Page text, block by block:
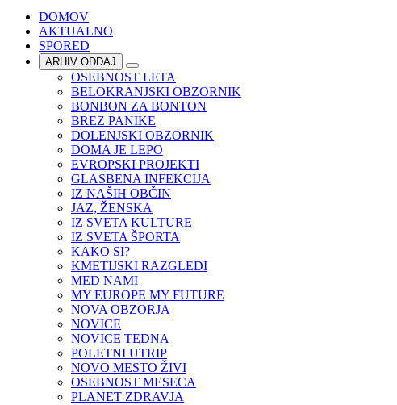
DOMOV
AKTUALNO
SPORED
ARHIV ODDAJ
OSEBNOST LETA
BELOKRANJSKI OBZORNIK
BONBON ZA BONTON
BREZ PANIKE
DOLENJSKI OBZORNIK
DOMA JE LEPO
EVROPSKI PROJEKTI
GLASBENA INFEKCIJA
IZ NAŠIH OBČIN
JAZ, ŽENSKA
IZ SVETA KULTURE
IZ SVETA ŠPORTA
KAKO SI?
KMETIJSKI RAZGLEDI
MED NAMI
MY EUROPE MY FUTURE
NOVA OBZORJA
NOVICE
NOVICE TEDNA
POLETNI UTRIP
NOVO MESTO ŽIVI
OSEBNOST MESECA
PLANET ZDRAVJA